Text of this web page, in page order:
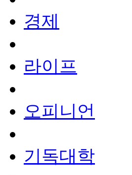
경제
라이프
오피니언
기독대학